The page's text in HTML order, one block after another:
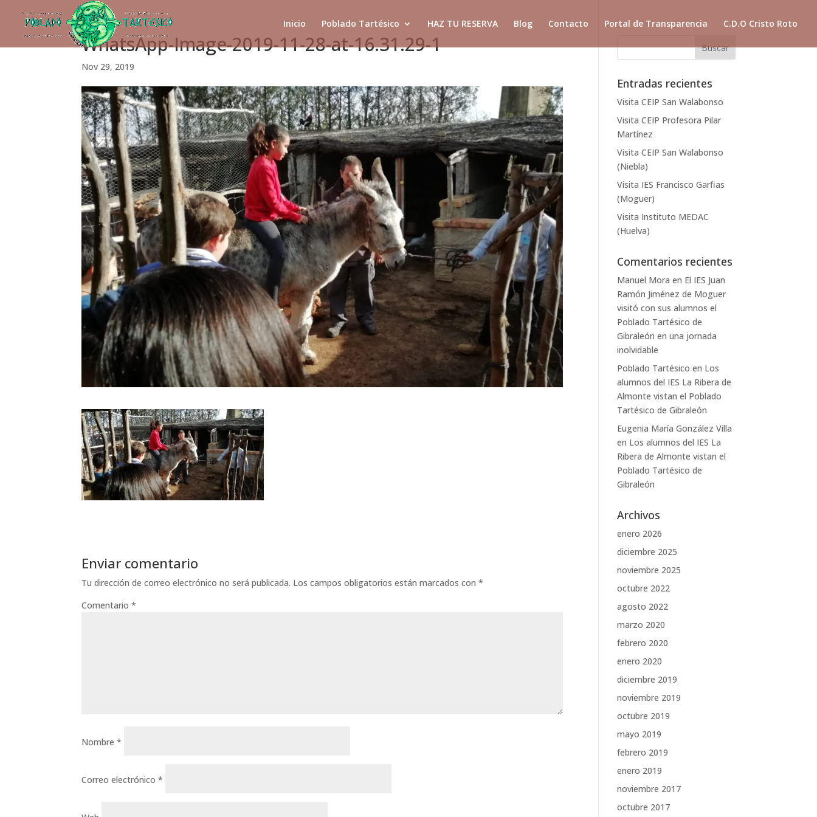
Inicio Poblado Tartésico HAZ TU RESERVA Blog Contacto Portal de Transparencia C.D.O Cristo Roto
WhatsApp-Image-2019-11-28-at-16.31.29-1
Nov 29, 2019
Enviar comentario
Tu dirección de correo electrónico no será publicada. Los campos obligatorios están marcados con*
Comentario*
Nombre*
Correo electrónico*
Entradas recientes
Visita CEIP San Walabonso
Visita CEIP Profesora Pilar
Martínez
Visita CEIP San Walabonso
(Niebla)
Visita IES Francisco Garfias
(Moguer)
Visita Instituto MEDAC
(Huelva)
Comentarios recientes
Manuel Mora en El IES Juan
Ramón Jiménez de Moguer
visitó con sus alumnos el
Poblado Tartésico de
Gibraleón en una jornada
inolvidable
Poblado Tartésico en Los
alumnos del IES La Ribera de
Almonte vistan el Poblado
Tartésico de Gibraleón
Eugenia María González Villa
en Los alumnos del IES La
Ribera de Almonte vistan el
Poblado Tartésico de
Gibraleón
Archivos
enero 2026
diciembre 2025
noviembre 2025
octubre 2022
agosto 2022
marzo 2020
febrero 2020
enero 2020
diciembre 2019
noviembre 2019
octubre 2019
mayo 2019
febrero 2019
enero 2019
noviembre 2017
octubre 2017